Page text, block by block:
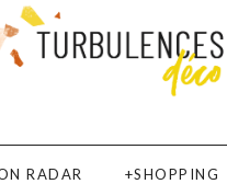
RADAR SHOPPING